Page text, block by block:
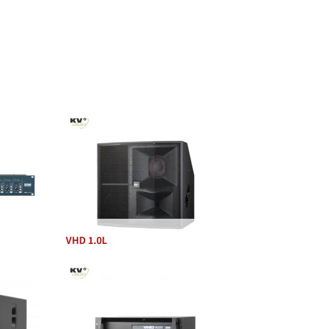
VHD 1.0L